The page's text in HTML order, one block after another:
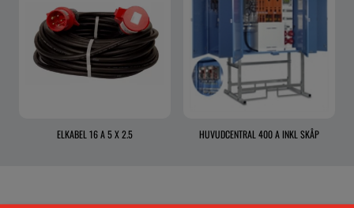
ELKABEL 16 A 5 X 2.5 HUVUDCENTRAL 400 A INKL SKÅP